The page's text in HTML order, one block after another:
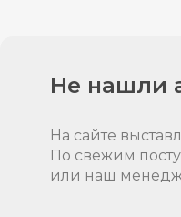
Не нашли
На сайте
По свежим
или наш